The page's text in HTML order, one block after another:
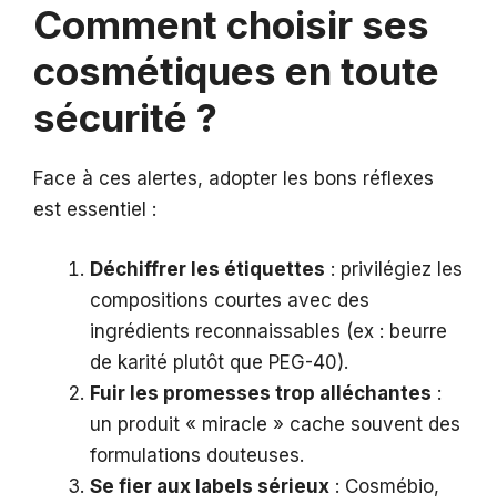
Comment choisir ses
cosmétiques en toute
sécurité ?
Face à ces alertes, adopter les bons réflexes
est essentiel :
Déchiffrer les étiquettes : privilégiez les
compositions courtes avec des
ingrédients reconnaissables (ex : beurre
de karité plutôt que PEG-40).
Fuir les promesses trop alléchantes :
un produit « miracle » cache souvent des
formulations douteuses.
Se fier aux labels sérieux : Cosmébio,